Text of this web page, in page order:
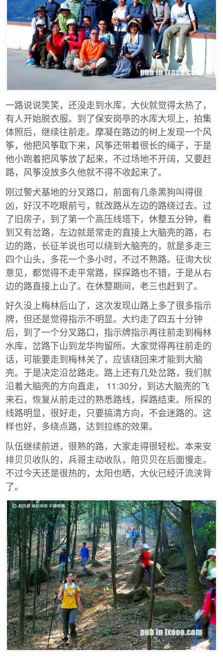
一路说说笑笑，还没走到水库，大伙就觉得太热了，
有人开始脱衣服。到了保安岗亭的水库大坝上，拍集
体照后，继续往前走。摩凝在路边的树上发现一个风
筝，他把风筝取下来，风筝还带着很长的绳子，于是
他小跑着把风筝放了起来，不过场地不开阔，又要赶
路，风筝没放多久他就不得不收起来了。
刚过警犬基地的分叉路口，前面有几条黑狗叫得很
凶，好汉不吃眼前亏，就改路从左边的路绕过去。过
了旧房子，到了第一个高压线塔下，休整五分钟，看
到又有岔路，左边就是常走的直接上大脑壳的路，右
边的路，长征羊说也可以绕到大脑壳的，就是多走三
四个山头，多花一个多小时，不过不熟路。征询大伙
意见，都觉得不走平常路，探探路也不错，于是从右
边的路直接上山了。在休整期间，老三也赶到了。
好久没上梅林后山了，这次发现山路上多了很多指示
牌，但还是觉得指示不明显。大约走了四五十分钟
后，到了一个分叉路口，指示牌指示再往前走到梅林
水库，岔路下山到龙华拘留所。大家觉得再往前走的
话，可能要走到梅林关了，应该绕回来才能到大脑
壳。于是决定沿岔路走。路上还有几处岔路，我们就
沿着大脑壳的方向直走， 11:30分，到达大脑壳的飞
来石，恢复从前走过的熟悉路线，探路结束。所探的
线路明显，很好走，只要搞清方向，不会迷路的。这
样也好，多绕点路，达到拉练的效果。
队伍继续前进，很熟的路，大家走得很轻松。本来安
排贝贝收队的，兵哥主动收队，陪贝贝在后面慢走。
不过今天还是很热的，太阳也晒，大伙已经汗流浃背
了。